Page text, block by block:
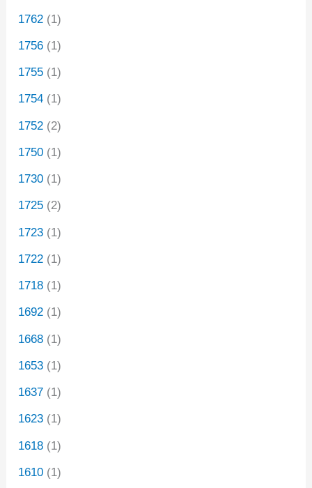
1762 (1)
1756 (1)
1755 (1)
1754 (1)
1752 (2)
1750 (1)
1730 (1)
1725 (2)
1723 (1)
1722 (1)
1718 (1)
1692 (1)
1668 (1)
1653 (1)
1637 (1)
1623 (1)
1618 (1)
1610 (1)